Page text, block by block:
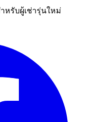
หรับผู้เช่ารุ่นใหม่